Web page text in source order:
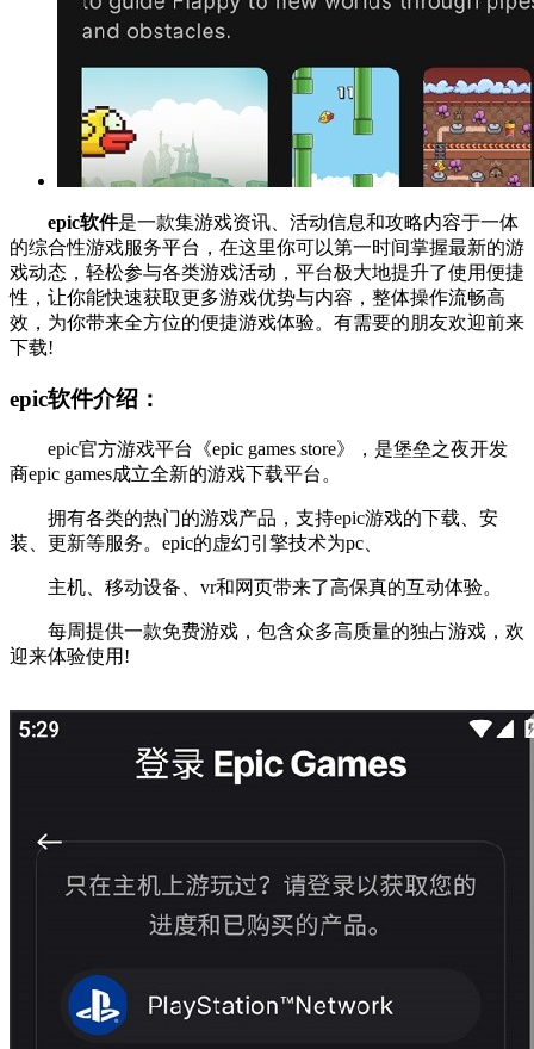
epic软件是一款集游戏资讯、活动信息和攻略内容于一体
的综合性游戏服务平台，在这里你可以第一时间掌握最新的游
戏动态，轻松参与各类游戏活动，平台极大地提升了使用便捷
性，让你能快速获取更多游戏优势与内容，整体操作流畅高
效，为你带来全方位的便捷游戏体验。有需要的朋友欢迎前来
下载!
epic软件介绍：
epic官方游戏平台《epic games store》，是堡垒之夜开发
商epic games成立全新的游戏下载平台。
拥有各类的热门的游戏产品，支持epic游戏的下载、安
装、更新等服务。epic的虚幻引擎技术为pc、
主机、移动设备、vr和网页带来了高保真的互动体验。
每周提供一款免费游戏，包含众多高质量的独占游戏，欢
迎来体验使用!